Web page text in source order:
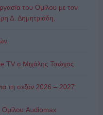
του Ομίλου με τον
Δ. Δημητριάδη,
TV o Μιχάλης Τσώχος
τη σεζόν 2026 – 2027
Audiomax